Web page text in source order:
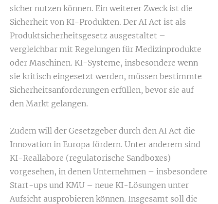
sicher nutzen können. Ein weiterer Zweck ist die
Sicherheit von KI-Produkten. Der AI Act ist als
Produktsicherheitsgesetz ausgestaltet –
vergleichbar mit Regelungen für Medizinprodukte
oder Maschinen. KI-Systeme, insbesondere wenn
sie kritisch eingesetzt werden, müssen bestimmte
Sicherheitsanforderungen erfüllen, bevor sie auf
den Markt gelangen.
Zudem will der Gesetzgeber durch den AI Act die
Innovation in Europa fördern. Unter anderem sind
KI-Reallabore (regulatorische Sandboxes)
vorgesehen, in denen Unternehmen – insbesondere
Start-ups und KMU – neue KI-Lösungen unter
Aufsicht ausprobieren können. Insgesamt soll die